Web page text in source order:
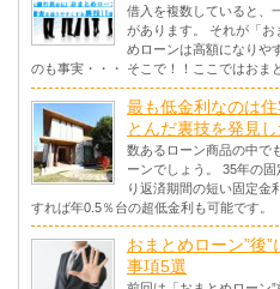
借入を複数していると、
があります。 それが「お
めローンは高額になりや
のも事実・・・ そこで！！ここではおま
最も低金利なのは
とんだ裏技を発見し
数あるローン商品の中で
ーンでしょう。 35年の
り返済期間の短い固定金
すれば年0.5％台の超低金利も可能です。
おまとめローン”後
事項5選